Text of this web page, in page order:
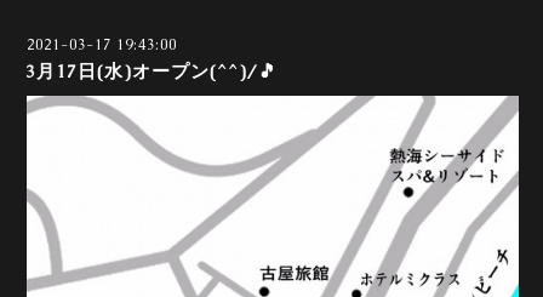
2021-03-17 19:43:00
3月17日(水)オープン(^^)/🎵